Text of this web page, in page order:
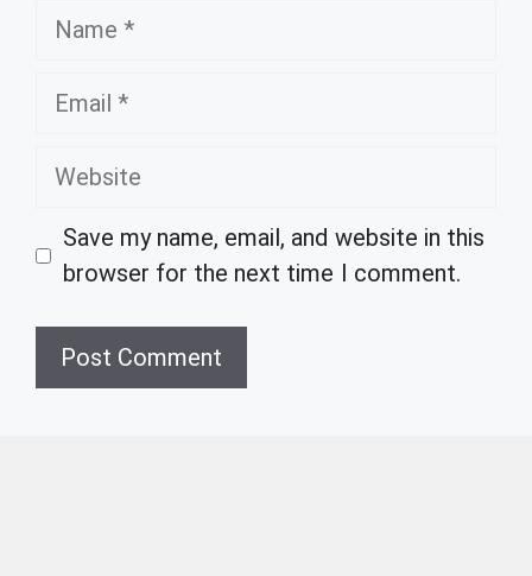
Name
Email
Website
Save my name, email, and website in this
browser for the next time I comment.